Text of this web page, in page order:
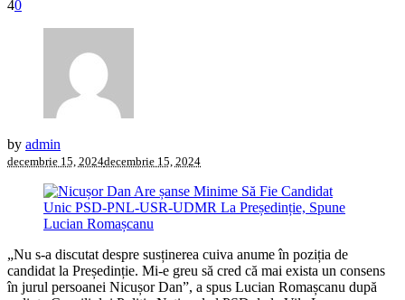
40
by admin
decembrie 15, 2024decembrie 15, 2024
„Nu s-a discutat despre susținerea cuiva anume în poziția de
candidat la Președinție. Mi-e greu să cred că mai exista un consens
în jurul persoanei Nicușor Dan”, a spus Lucian Romașcanu după